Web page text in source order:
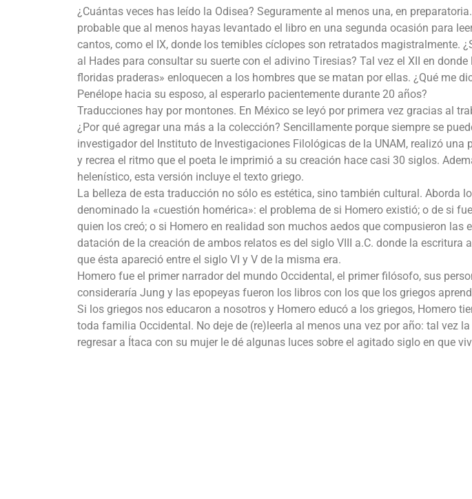
¿Cuántas veces has leído la Odisea? Seguramente al menos una, en
probable que al menos hayas levantado el libro en una segunda ocasión para
cantos, como el IX, donde los temibles cíclopes son retratados magistralmente.
al Hades para consultar su suerte con el adivino Tiresias? Tal vez el XII en
floridas praderas» enloquecen a los hombres que se matan por ellas. ¿Qué me
Penélope hacia su esposo, al esperarlo pacientemente durante 20 años?
Traducciones hay por montones. En México se leyó por primera vez gracias al
¿Por qué agregar una más a la colección? Sencillamente porque siempre se
investigador del Instituto de Investigaciones Filológicas de la UNAM, realizó una
y recrea el ritmo que el poeta le imprimió a su creación hace casi 30 siglos.
helenístico, esta versión incluye el texto griego.
La belleza de esta traducción no sólo es estética, sino también cultural. Aborda
denominado la «cuestión homérica»: el problema de si Homero existió; o de si
quien los creó; o si Homero en realidad son muchos aedos que compusieron las
datación de la creación de ambos relatos es del siglo VIII a.C. donde la escritura
que ésta apareció entre el siglo VI y V de la misma era.
Homero fue el primer narrador del mundo Occidental, el primer filósofo, sus
consideraría Jung y las epopeyas fueron los libros con los que los griegos
Si los griegos nos educaron a nosotros y Homero educó a los griegos, Homero
toda familia Occidental. No deje de (re)leerla al menos una vez por año: tal vez
regresar a Ítaca con su mujer le dé algunas luces sobre el agitado siglo en que